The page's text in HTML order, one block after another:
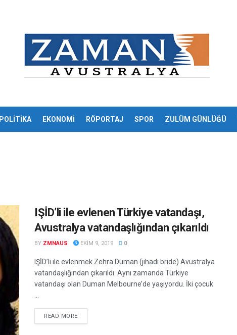
POLİTİKA EKONOMİ RÖPORTAJ SPOR ZULÜM GÜNLÜĞÜ
IŞİD’li ile evlenen Türkiye vatandaşı,
Avustralya vatandaşlığından çıkarıldı
BY ZMNAUS EKIM 9, 2019 0
IŞİD’li ile evlenmek Zehra Duman (jihadi bride) Avustralya
vatandaşlığından çıkarıldı. Aynı zamanda Türkiye
vatandaşı olan Duman Melbourne’de yaşıyordu. İki çocuk
READ MOREDETAILS